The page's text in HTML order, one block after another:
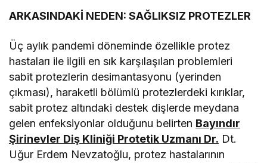
ARKASINDAKİ NEDEN: SAĞLIKSIZ PROTEZLER
Üç aylık pandemi döneminde özellikle protez
hastaları ile ilgili en sık karşılaşılan problemleri
sabit protezlerin desimantasyonu (yerinden
çıkması), haraketli bölümlü protezlerdeki kırıklar,
sabit protez altındaki destek dişlerde meydana
gelen enfeksiyonlar olduğunu belirten Bayındır
Şirinevler Diş Kliniği Protetik Uzmanı Dr. Dt.
Uğur Erdem Nevzatoğlu, protez hastalarının